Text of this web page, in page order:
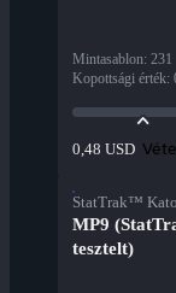
Mintasablon: 231
Kopottsági érték:
0,48 USD
StatTrak™
MP9
tesztelt)